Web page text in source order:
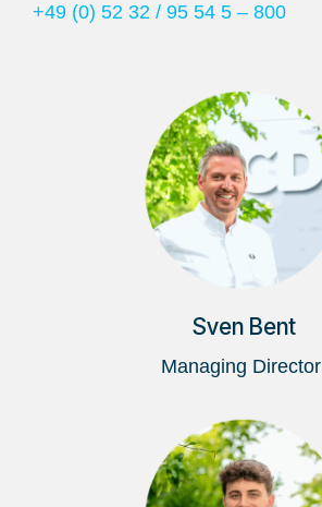
+49 (0) 52 32 / 95 54 5 – 800
Sven Bent
Managing Director